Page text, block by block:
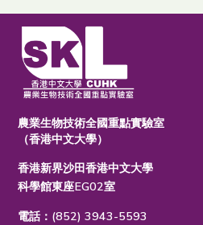
農業生物技術全國重點實驗室
（香港中文大學）
香港新界沙田香港中文大學
科學館東座EG02室
電話：(852) 3943-5593